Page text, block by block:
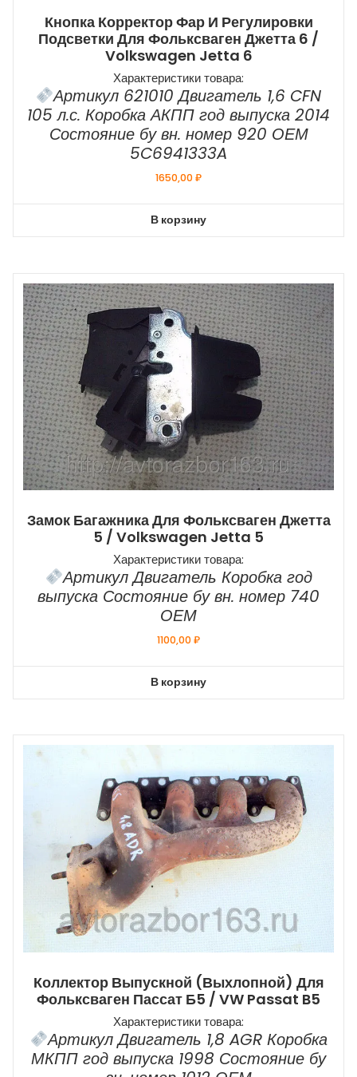
Кнопка Корректор Фар И Регулировки
Подсветки Для Фольксваген Джетта 6 /
Volkswagen Jetta 6
Характеристики товара:
Артикул 621010 Двигатель 1,6 CFN
105 л.с. Коробка АКПП год выпуска 2014
Состояние бу вн. номер 920 ОЕМ
5C6941333A
1650,00₽
В корзину
Замок Багажника Для Фольксваген Джетта
5 / Volkswagen Jetta 5
Характеристики товара:
Артикул Двигатель Коробка год
выпуска Состояние бу вн. номер 740
ОЕМ
1100,00₽
В корзину
Коллектор Выпускной (выхлопной) Для
Фольксваген Пассат Б5 / VW Passat B5
Характеристики товара:
Артикул Двигатель 1,8 AGR Коробка
МКПП год выпуска 1998 Состояние бу